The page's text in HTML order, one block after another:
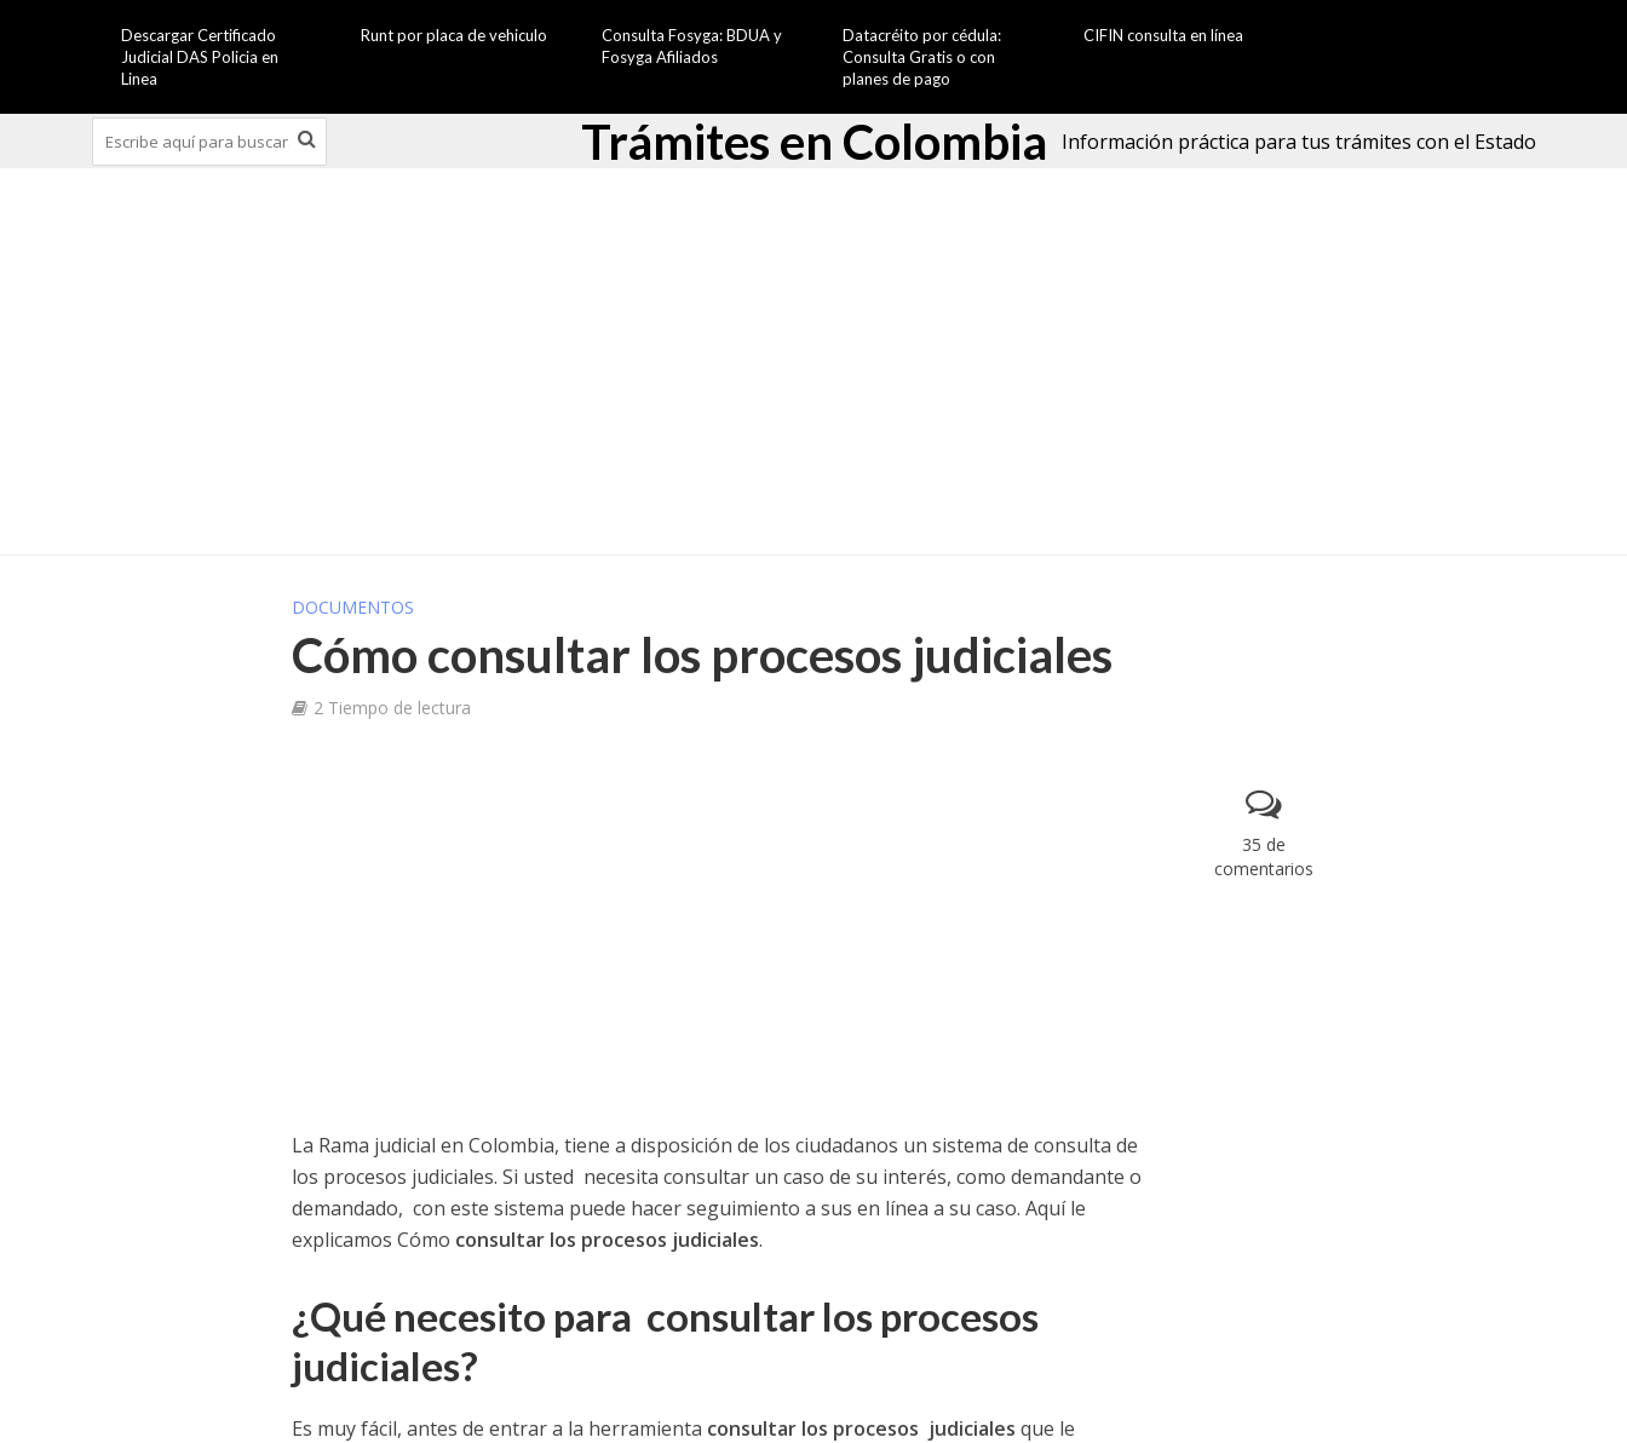
Descargar Certificado
Judicial DAS Policia en
Linea
Runt por placa de vehiculo
Consulta Fosyga: BDUA y
Fosyga Afiliados
Datacréito por cédula:
Consulta Gratis o con
planes de pago
CIFIN consulta en línea
Trámites en Colombia Información práctica para tus trámites con el Estado
DOCUMENTOS
Cómo consultar los procesos judiciales
2 Tiempo de lectura
35 de
comentarios
La Rama judicial en Colombia, tiene a disposición de los ciudadanos un sistema de consulta de
los procesos judiciales. Si usted necesita consultar un caso de su interés, como demandante o
demandado, con este sistema puede hacer seguimiento a sus en línea a su caso. Aquí le
explicamos Cómo consultar los procesos judiciales.
¿Qué necesito para consultar los procesos
judiciales?
Es muy fácil, antes de entrar a la herramienta consultar los procesos judiciales que le